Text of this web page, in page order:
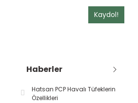
Kaydol!
Haberler
Hatsan PCP Havalı Tüfeklerin
Özellikleri